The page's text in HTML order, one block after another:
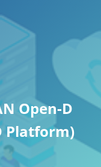
Open-D
Platform)